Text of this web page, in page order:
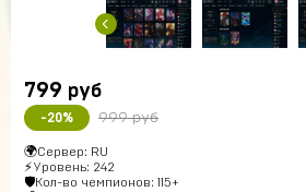
799 руб
-20% 999 руб
🌍Сервер: RU
⚡Уровень: 242
🛡Кол-во чемпионов: 115+